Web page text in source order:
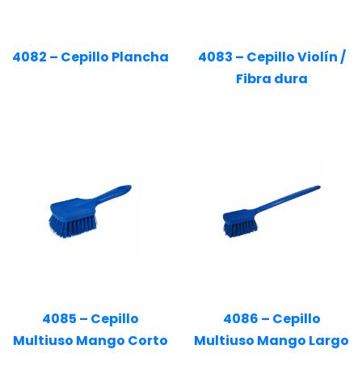
4082 – Cepillo Plancha
4083 – Cepillo Violín /
Fibra dura
4085 – Cepillo
Multiuso Mango Corto
4086 – Cepillo
Multiuso Mango Largo